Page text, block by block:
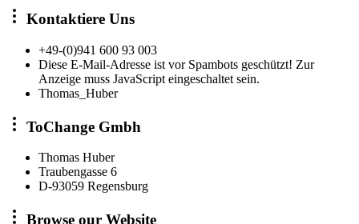
Kontaktiere Uns
+49-(0)941 600 93 003
Diese E-Mail-Adresse ist vor Spambots geschützt! Zur
Anzeige muss JavaScript eingeschaltet sein.
Thomas_Huber
ToChange Gmbh
Thomas Huber
Traubengasse 6
D-93059 Regensburg
Browse our Website